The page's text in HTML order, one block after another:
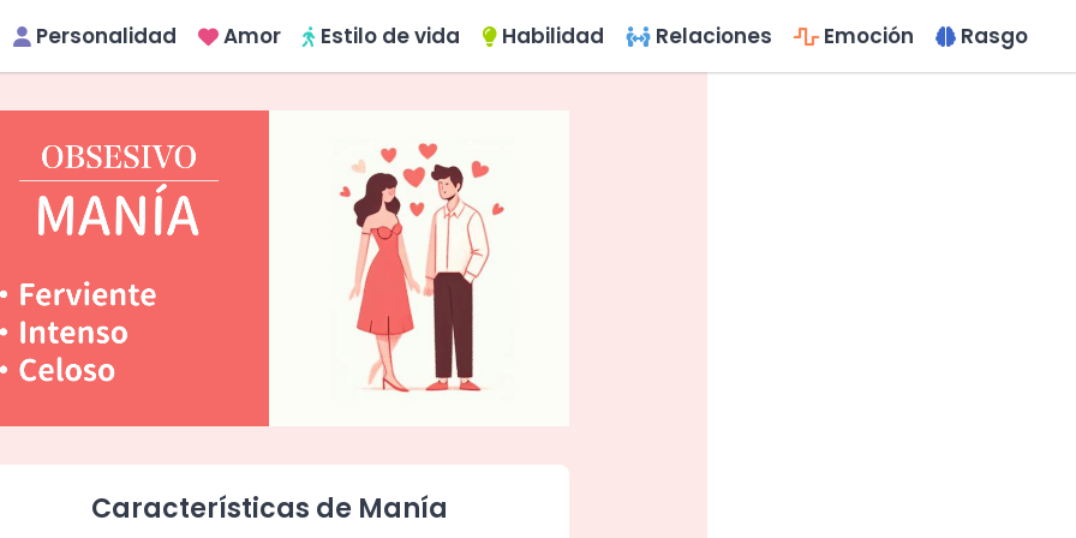
Personalidad Amor Estilo de vida Habilidad Relaciones Emoción Rasgo
Características de Manía